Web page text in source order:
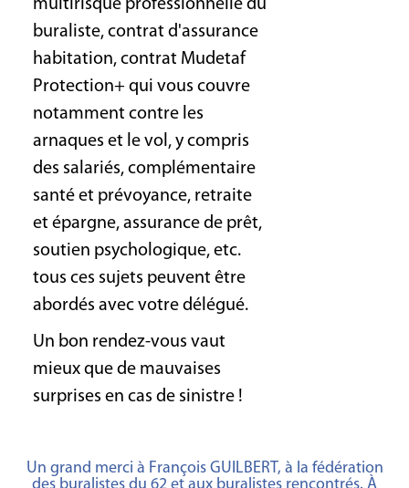
multirisque professionnelle du
buraliste, contrat d'assurance
habitation, contrat Mudetaf
Protection+ qui vous couvre
notamment contre les
arnaques et le vol, y compris
des salariés, complémentaire
santé et prévoyance, retraite
et épargne, assurance de prêt,
soutien psychologique, etc.
tous ces sujets peuvent être
abordés avec votre délégué.
Un bon rendez-vous vaut
mieux que de mauvaises
surprises en cas de sinistre !
Un grand merci à François GUILBERT, à la fédération
des buralistes du 62 et aux buralistes rencontrés. À